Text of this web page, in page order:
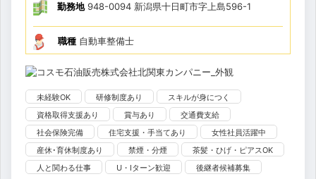
勤務地948-0094 新潟県十日町市字上島596-1
職種 自動車整備士
未経験OK 研修制度あり
スキルが身につく
資格取得支援あり
賞与あり
交通費支給
社会保険完備
住宅支援・手当てあり
女性社員活躍中
産休･育休制度あり
禁煙・分煙
茶髪・ひげ・ピアスOK
人と関わる仕事
U・Iターン歓迎 後継者候補募集